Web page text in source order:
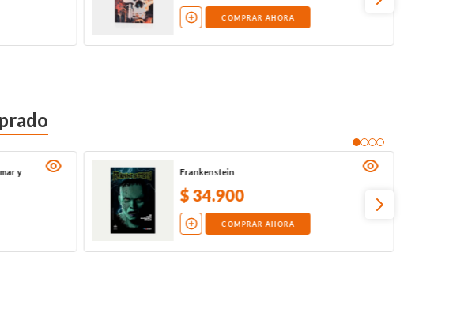
COMPRAR AHORA
y
Frankenstein
$34.900
COMPRAR AHORA